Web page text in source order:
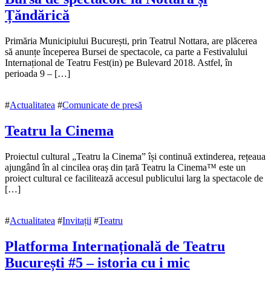
Țăndărică
11
octombrie
201811
octombrie
Primăria Municipiului București, prin Teatrul Nottara, are plăcerea
să anunțe începerea Bursei de spectacole, ca parte a Festivalului
Internațional de Teatru Fest(in) pe Bulevard 2018. Astfel, în
perioada 9 – […]
#Actualitatea #Comunicate de presă
Teatru la Cinema
11
octombrie
201811
octombrie
Proiectul cultural „Teatru la Cinema” își continuă extinderea, rețeaua
ajungând în al cincilea oraș din țară Teatru la Cinema™ este un
proiect cultural ce facilitează accesul publicului larg la spectacole de
[…]
#Actualitatea #Invitații #Teatru
Platforma Internațională de Teatru
București #5 – istoria cu i mic